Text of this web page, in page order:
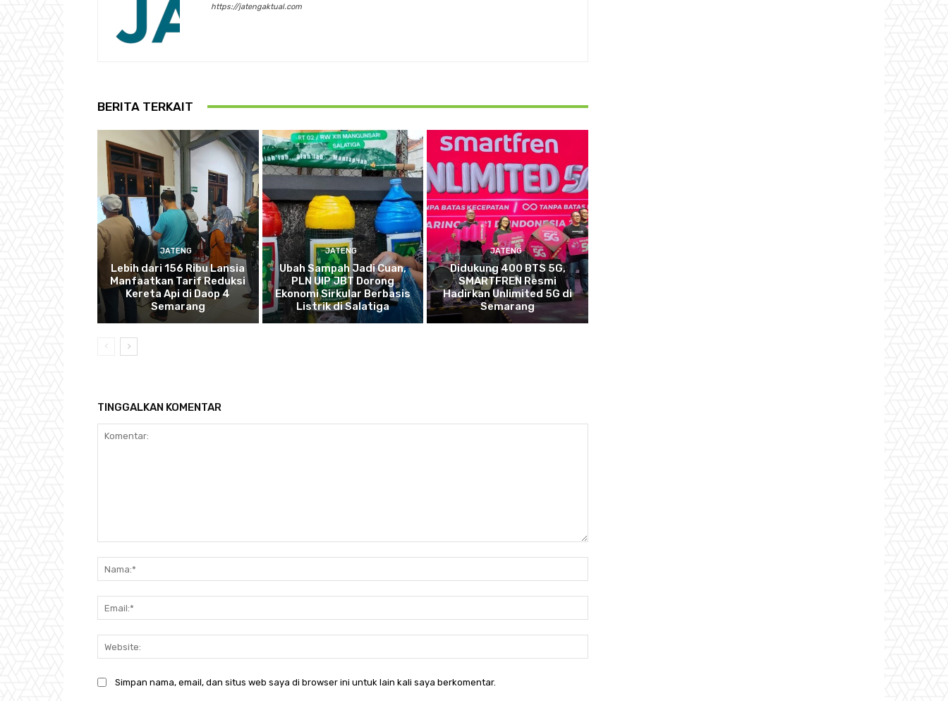
https://jatengaktual.com
BERITA TERKAIT
JATENG
Lebih dari 156 Ribu Lansia
Manfaatkan Tarif Reduksi
Kereta Api di Daop 4
Semarang
JATENG
Ubah Sampah Jadi Cuan,
PLN UIP JBT Dorong
Ekonomi Sirkular Berbasis
Listrik di Salatiga
JATENG
Didukung 400 BTS 5G,
SMARTFREN Resmi
Hadirkan Unlimited 5G di
Semarang
TINGGALKAN KOMENTAR
Simpan nama, email, dan situs web saya di browser ini untuk lain kali saya berkomentar.